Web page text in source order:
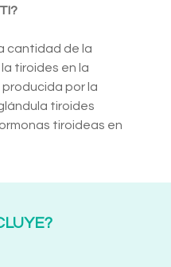
cantidad de la
tiroides en la
por la
tiroides
tiroideas en